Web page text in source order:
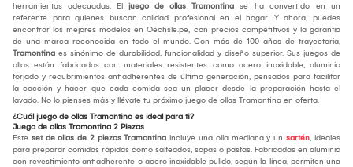
herramientas adecuadas. El juego de ollas Tramontina se ha convertido en un
referente para quienes buscan calidad profesional en el hogar. Y ahora, puedes
encontrar los mejores modelos en Oechsle.pe, con precios competitivos y la garantía
de una marca reconocida en todo el mundo. Con más de 100 años de trayectoria,
Tramontina es sinónimo de durabilidad, funcionalidad y diseño superior. Sus juegos de
ollas están fabricados con materiales resistentes como acero inoxidable, aluminio
forjado y recubrimientos antiadherentes de última generación, pensados para facilitar
la cocción y hacer que cada comida sea un placer desde la preparación hasta el
lavado. No lo pienses más y llévate tu próximo juego de ollas Tramontina en oferta.
¿Cuál juego de ollas Tramontina es ideal para ti?
Juego de ollas Tramontina 2 Piezas
Este set de ollas de 2 piezas Tramontina incluye una olla mediana y un sartén, ideales
para preparar comidas rápidas como salteados, sopas o pastas. Fabricadas en aluminio
con revestimiento antiadherente o acero inoxidable pulido, según la línea, permiten una